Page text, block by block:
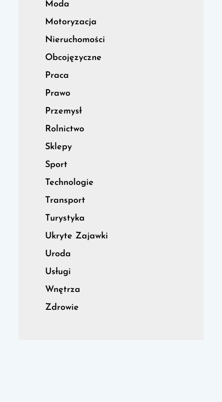
Moda
Motoryzacja
Nieruchomości
Obcojęzyczne
Praca
Prawo
Przemysł
Rolnictwo
Sklepy
Sport
Technologie
Transport
Turystyka
Ukryte Zajawki
Uroda
Usługi
Wnętrza
Zdrowie